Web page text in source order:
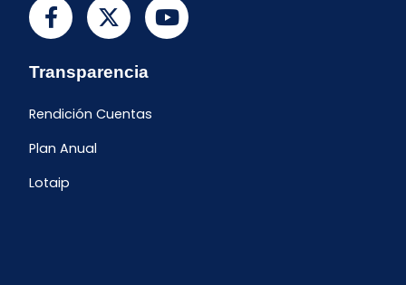
Transparencia
Rendición Cuentas
Plan Anual
Lotaip